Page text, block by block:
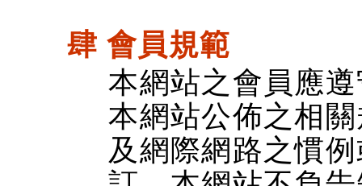
肆 會員規範
本網站之會員應
本網站公佈之相
及網際網路之慣